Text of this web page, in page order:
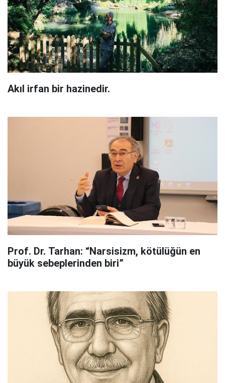
Akıl irfan bir hazinedir.
Prof. Dr. Tarhan: “Narsisizm, kötülüğün en
büyük sebeplerinden biri”